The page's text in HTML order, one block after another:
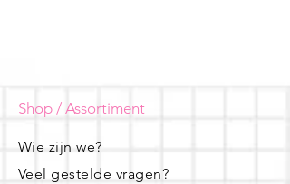
Shop / Assortiment
Wie zijn we?
Veel gestelde vragen?